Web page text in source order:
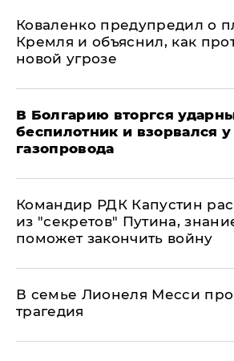
Коваленко предупредил о
Кремля и объяснил, как
новой угрозе
В Болгарию вторгся
беспилотник и взорвался
газопровода
Командир РДК Капустин
из "секретов" Путина,
поможет закончить войну
В семье Лионеля Месси
трагедия